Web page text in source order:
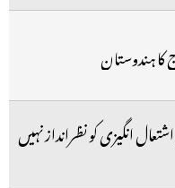
کا ہندوستان
انگیزی کو نظرانداز نہیں